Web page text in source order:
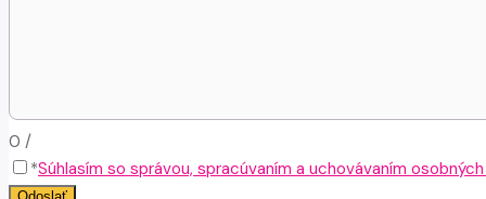
0 /
*Súhlasím so správou, spracúvaním a uchovávaním